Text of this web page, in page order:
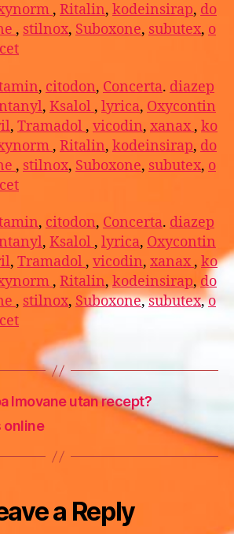
, Ritalin, kodeinsirap, do
, stilnox, Suboxone, subutex, o
, citodon, Concerta. diazep
, Ksalol , lyrica, Oxycontin
, Tramadol , vicodin, xanax, ko
, Ritalin, kodeinsirap, do
, stilnox, Suboxone, subutex, o
, citodon, Concerta. diazep
, Ksalol , lyrica, Oxycontin
, Tramadol , vicodin, xanax, ko
, Ritalin,kodeinsirap,do
, stilnox, Suboxone,subutex,o
Imovane utan recept?
online
a Reply